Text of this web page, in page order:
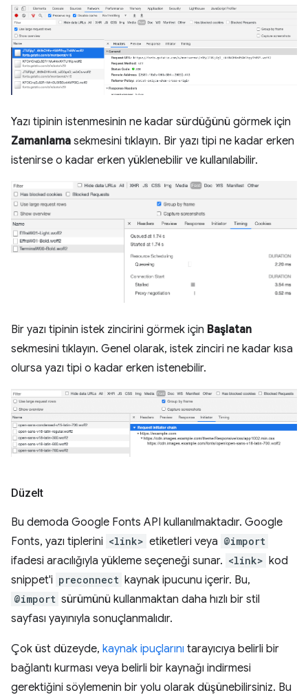
Yazı tipinin istenmesinin ne kadar sürdüğünü görmek için
Zamanlama sekmesini tıklayın. Bir yazı tipi ne kadar erken
istenirse o kadar erken yüklenebilir ve kullanılabilir.
Bir yazı tipinin istek zincirini görmek için Başlatan
sekmesini tıklayın. Genel olarak, istek zinciri ne kadar kısa
olursa yazı tipi o kadar erken istenebilir.
Düzelt
Bu demoda Google Fonts API kullanılmaktadır. Google
Fonts, yazı tiplerini <link> etiketleri veya @import
ifadesi aracılığıyla yükleme seçeneği sunar. <link> kod
snippet'i preconnect kaynak ipucunu içerir. Bu,
@import sürümünü kullanmaktan daha hızlı bir stil
sayfası yayınıyla sonuçlanmalıdır.
Çok üst düzeyde, kaynak ipuçlarını tarayıcıya belirli bir
bağlantı kurması veya belirli bir kaynağı indirmesi
gerektiğini söylemenin bir yolu olarak düşünebilirsiniz. Bu